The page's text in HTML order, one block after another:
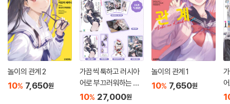
놀이의 관계 2
10% 7,650원
가끔씩 툭하고 러시아
어로 부끄러워하는 옆
자리의 아랴 양 11 특별
10% 27,000원
놀이의 관계 1
10% 7,650원